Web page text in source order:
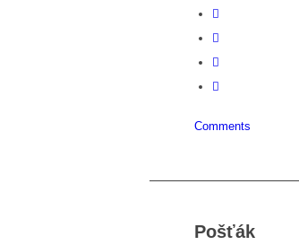
Comments
Pošťák